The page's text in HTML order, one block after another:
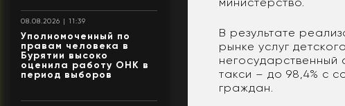
08.08.2026 | 11:39
Уполномоченный по
правам человека в
Бурятии высоко
оценила работу ОНК в
период выборов
В результате
рынке услуг
негосударственный
такси – до 98,4% с
граждан.